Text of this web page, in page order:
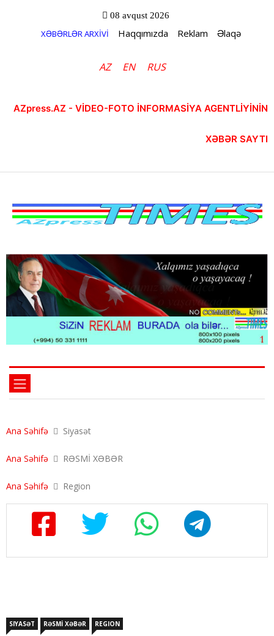
08 avqust 2026
XƏBƏRLƏR ARXİVİ Haqqımızda Reklam Əlaqə
AZ EN RUS
AZpress.AZ - VİDEO-FOTO İNFORMASİYA AGENTLİYİNİN
XƏBƏR SAYTI
Ana Səhifə Siyasət
Ana Səhifə RƏSMİ XƏBƏR
Ana Səhifə Region
SIYASƏT RƏSMİ XƏBƏR REGION